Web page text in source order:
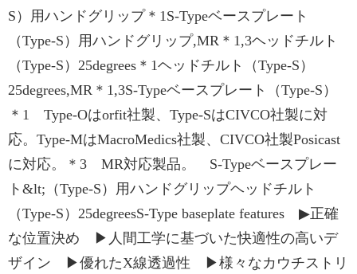
S）用ハンドグリップ＊1S-Typeベースプレート
（Type-S）用ハンドグリップ,MR＊1,3ヘッドチルト
（Type-S）25degrees＊1ヘッドチルト（Type-S）
25degrees,MR＊1,3S-Typeベースプレート（Type-S）
＊1 Type-Oはorfit社製、Type-SはCIVCO社製に対
応。Type-MはMacroMedics社製、CIVCO社製Posicast
に対応。＊3 MR対応製品。 S-Typeベースプレー
ト&lt;（Type-S）用ハンドグリップヘッドチルト
（Type-S）25degreesS-Type baseplate features ▶正確
な位置決め ▶人間工学に基づいた快適性の高いデ
ザイン ▶優れたX線透過性 ▶様々なカウチストリ